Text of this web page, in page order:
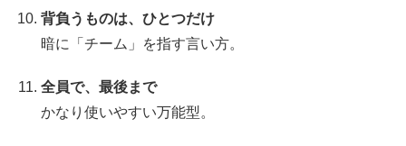
背負うものは、ひとつだけ
暗に「チーム」を指す言い方。
全員で、最後まで
かなり使いやすい万能型。